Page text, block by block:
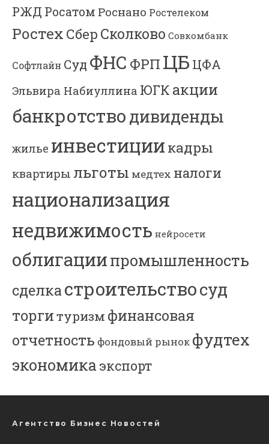
РЖД Росатом Роснано Ростелеком
Ростех Сбер Сколково Совкомбанк
Софтлайн Суд ФНС ФРП ЦБ ЦФА
Эльвира Набиуллина ЮГК акции
банкротство дивиденды
жилье инвестиции кадры
квартиры льготы медтех налоги
национализация
недвижимость нейросети
облигациипромышленность
сделкастроительствосуд
торгитуризм финансовая
отчетность фондовый рынок фудтех
экономика экспорт
Агентство Бизнес Новостей